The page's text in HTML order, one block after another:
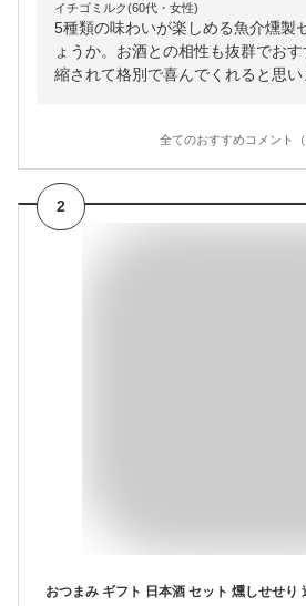
イチゴミルク(60代・女性)
5種類の味わいが楽しめる魚介燻製
ょうか。お酒との相性も抜群でお
縮されて格別で喜んでくれると思い
全てのおすすめコメント（
2